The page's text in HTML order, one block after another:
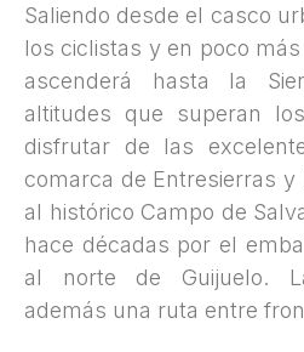
Saliendo desde el casco
los ciclistas y en poco
ascenderá hasta la
altitudes que superan
disfrutar de las
comarca de Entresierras
al histórico Campo de
hace décadas por el
al norte de Guijuelo.
además una ruta entre